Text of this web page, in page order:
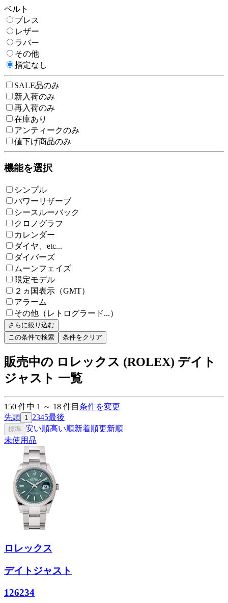
ベルト
ブレス
レザー
ラバー
その他
指定なし
SALE品のみ
新入荷のみ
再入荷のみ
在庫あり
アンティークのみ
値下げ商品のみ
機能を選択
シンプル
パワーリザーブ
シースルーバック
クロノグラフ
カレンダー
ダイヤ、etc...
ダイバーズ
ムーンフェイズ
限定モデル
２ヵ国表示（GMT）
アラーム
その他（レトログラード...）
さらに絞り込む
この条件で検索
条件をクリア
販売中の ロレックス (ROLEX) デイト
ジャスト 一覧
150 件中 1 ～ 18 件目 条件を変更
先頭 1 2345最後
標準 安い順高い順新着順更新順
未使用品
ロレックス
デイトジャスト
126234